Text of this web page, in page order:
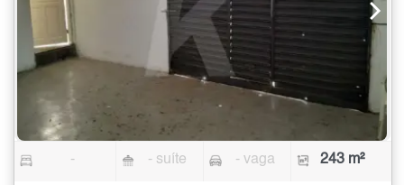
- - suíte - vaga 243 m²